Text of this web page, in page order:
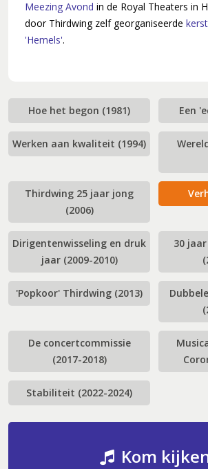
Meezing Avond in de Royal Theaters in
door Thirdwing zelf georganiseerde
'Hemels'.
Hoe het begon (1981) Een
Werken aan kwaliteit (1994)
Thirdwing 25 jaar jong
(2006)
Dirigentenwisseling en druk
jaar (2009-2010)
30
'Popkoor' Thirdwing (2013)
De concertcommissie
(2017-2018)
Stabiliteit (2022-2024)
Kom